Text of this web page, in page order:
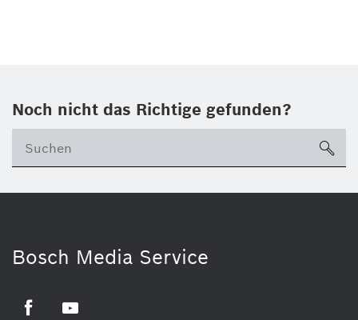
Noch nicht das Richtige gefunden?
Bosch Media Service